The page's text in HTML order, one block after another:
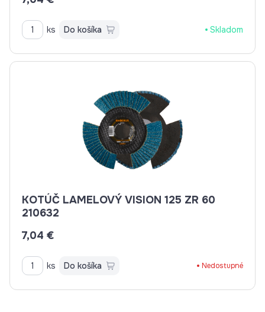
ks Do košíka Skladom
KOTÚČ LAMELOVÝ VISION 125 ZR 60
210632
7,04 €
ks Do košíka Nedostupné